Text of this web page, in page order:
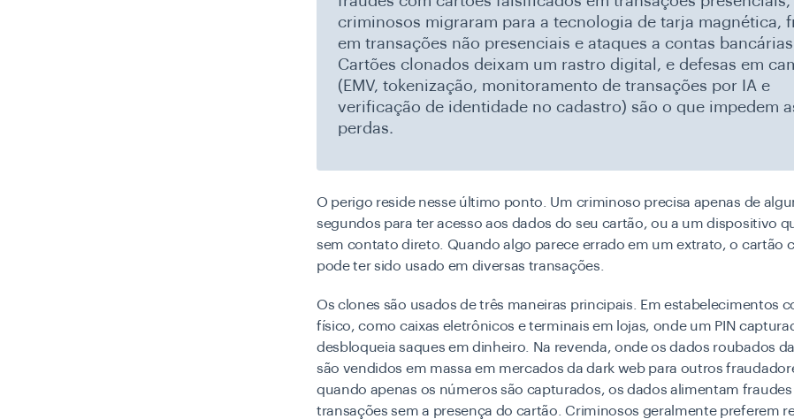
criminosos migraram para a tecnologia de tarja magnética,
em transações não presenciais e ataques a contas
Cartões clonados deixam um rastro digital, e defesas em
(EMV, tokenização, monitoramento de transações por IA e
verificação de identidade no cadastro) são o que impedem
perdas.
O perigo reside nesse último ponto. Um criminoso precisa apenas de
segundos para ter acesso aos dados do seu cartão, ou a um dispositivo
sem contato direto. Quando algo parece errado em um extrato, o cartão
pode ter sido usado em diversas transações.
Os clones são usados ​​de três maneiras principais. Em estabelecimentos
físico, como caixas eletrônicos e terminais em lojas, onde um PIN
desbloqueia saques em dinheiro. Na revenda, onde os dados roubados
são vendidos em massa em mercados da dark web para outros
quando apenas os números são capturados, os dados alimentam
transações sem a presença do cartão. Criminosos geralmente preferem